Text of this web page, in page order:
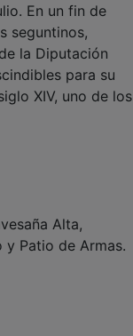
En un fin de
seguntinos,
la Diputación
para su
XIV, uno de los
Alta,
Patio de Armas.